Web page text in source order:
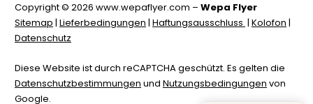
Copyright © 2026 www.wepaflyer.com – Wepa Flyer
Sitemap | Lieferbedingungen | Haftungsausschluss | Kolofon |
Datenschutz
Diese Website ist durch reCAPTCHA geschützt. Es gelten die
Datenschutzbestimmungen und Nutzungsbedingungen von
Google.